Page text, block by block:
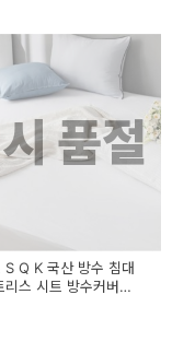
품절
S Q K 국산 방수 침대
리스 시트 방수커버